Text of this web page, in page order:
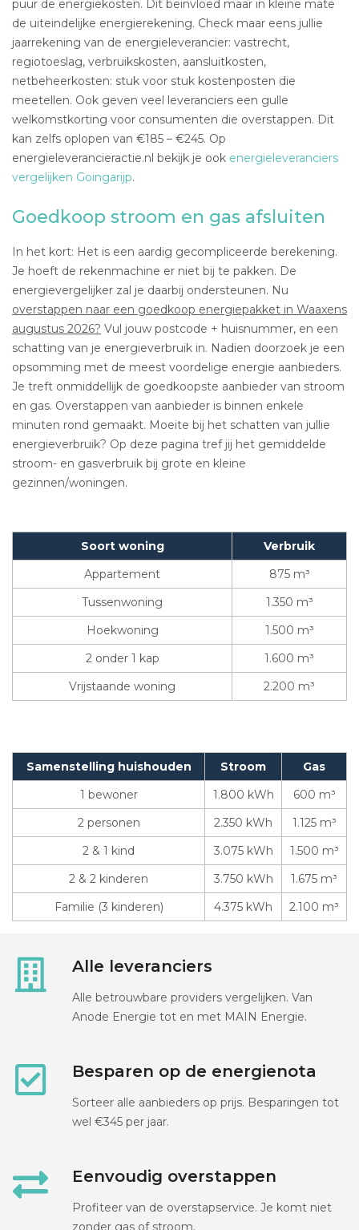
puur de energiekosten. Dit beïnvloed maar in kleine mate
de uiteindelijke energierekening. Check maar eens jullie
jaarrekening van de energieleverancier: vastrecht,
regiotoeslag, verbruikskosten, aansluitkosten,
netbeheerkosten: stuk voor stuk kostenposten die
meetellen. Ook geven veel leveranciers een gulle
welkomstkorting voor consumenten die overstappen. Dit
kan zelfs oplopen van €185 – €245. Op
energieleverancieractie.nl bekijk je ook energieleveranciers
vergelijken Goingarijp.
Goedkoop stroom en gas afsluiten
In het kort: Het is een aardig gecompliceerde berekening.
Je hoeft de rekenmachine er niet bij te pakken. De
energievergelijker zal je daarbij ondersteunen. Nu
overstappen naar een goedkoop energiepakket in Waaxens
augustus 2026? Vul jouw postcode + huisnummer, en een
schatting van je energieverbruik in. Nadien doorzoek je een
opsomming met de meest voordelige energie aanbieders.
Je treft onmiddellijk de goedkoopste aanbieder van stroom
en gas. Overstappen van aanbieder is binnen enkele
minuten rond gemaakt. Moeite bij het schatten van jullie
energieverbruik? Op deze pagina tref jij het gemiddelde
stroom- en gasverbruik bij grote en kleine
gezinnen/woningen.
Soort woning
Verbruik
Appartement
875 m³
Tussenwoning
1.350 m³
Hoekwoning
1.500 m³
2 onder 1 kap
1.600 m³
Vrijstaande woning
2.200 m³
Samenstelling huishouden Stroom
Gas
1 bewoner
1.800 kWh
600 m³
2 personen
2.350 kWh
1.125 m³
2 & 1 kind
3.075 kWh
1.500 m³
2 & 2 kinderen
3.750 kWh
1.675 m³
Familie (3 kinderen)
4.375 kWh 2.100 m³
Alle leveranciers
Alle betrouwbare providers vergelijken. Van
Anode Energie tot en met MAIN Energie.
Besparen op de energienota
Sorteer alle aanbieders op prijs. Besparingen tot
wel €345 per jaar.
Eenvoudig overstappen
Profiteer van de overstapservice. Je komt niet